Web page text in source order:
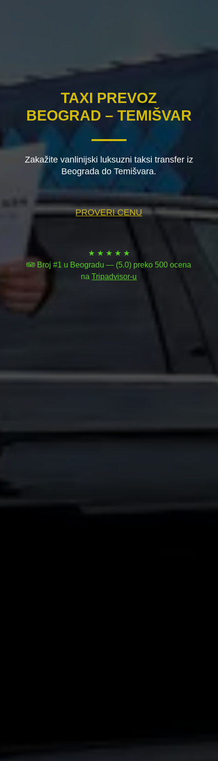
TAXI PREVOZ
BEOGRAD – TEMIŠVAR
Zakažite vanlinijski luksuzni taksi transfer iz
Beograda do Temišvara.
PROVERI CENU
★ ★ ★ ★ ★
Broj #1 u Beogradu — (5.0) preko 500 ocena
naTripadvisor-u